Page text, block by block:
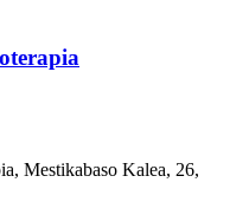
Mestikabaso Kalea, 26,